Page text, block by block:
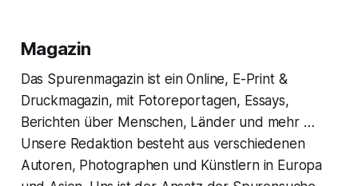
Magazin
Das Spurenmagazin ist ein Online, E-Print &
Druckmagazin, mit Fotoreportagen, Essays,
Berichten über Menschen, Länder und mehr …
Unsere Redaktion besteht aus verschiedenen
Autoren, Photographen und Künstlern in Europa